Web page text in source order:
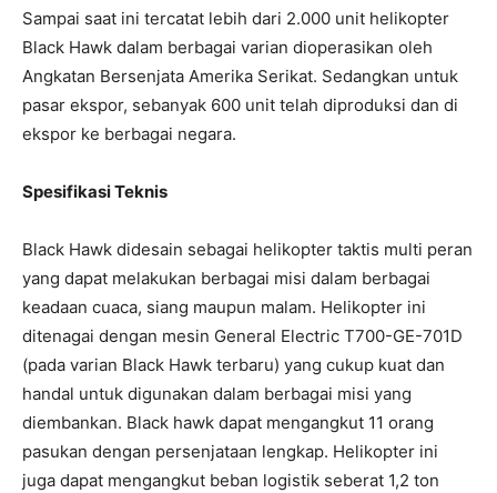
Sampai saat ini tercatat lebih dari 2.000 unit helikopter
Black Hawk dalam berbagai varian dioperasikan oleh
Angkatan Bersenjata Amerika Serikat. Sedangkan untuk
pasar ekspor, sebanyak 600 unit telah diproduksi dan di
ekspor ke berbagai negara.
Spesifikasi Teknis
Black Hawk didesain sebagai helikopter taktis multi peran
yang dapat melakukan berbagai misi dalam berbagai
keadaan cuaca, siang maupun malam. Helikopter ini
ditenagai dengan mesin General Electric T700-GE-701D
(pada varian Black Hawk terbaru) yang cukup kuat dan
handal untuk digunakan dalam berbagai misi yang
diembankan. Black hawk dapat mengangkut 11 orang
pasukan dengan persenjataan lengkap. Helikopter ini
juga dapat mengangkut beban logistik seberat 1,2 ton